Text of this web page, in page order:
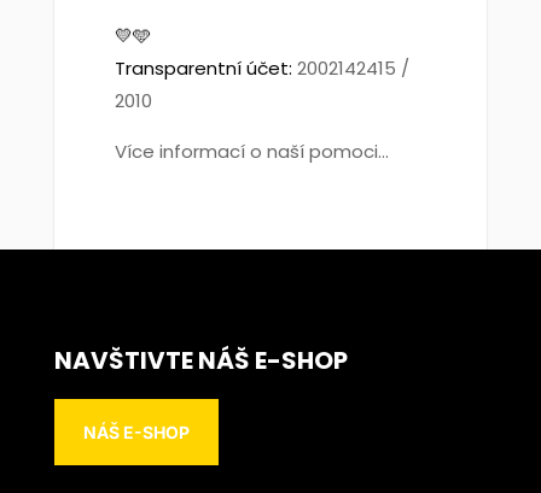
💛🩵
Transparentní účet: 2002142415 /
2010
Více informací o naší pomoci...
NAVŠTIVTE NÁŠ E-SHOP
NÁŠ E-SHOP